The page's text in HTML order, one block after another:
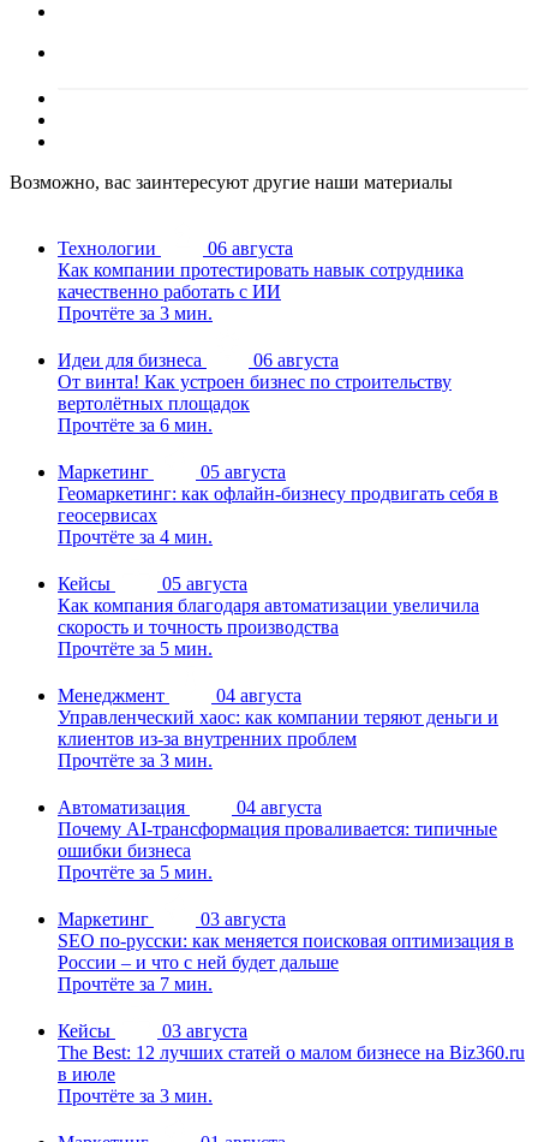
Возможно, вас заинтересуют другие наши материалы
Технологии
06 августа
Как компании протестировать навык сотрудника
качественно работать с ИИ
Прочтёте за 3 мин.
Идеи для бизнеса
06 августа
От винта! Как устроен бизнес по строительству
вертолётных площадок
Прочтёте за 6 мин.
Маркетинг
05 августа
Геомаркетинг: как офлайн-бизнесу продвигать себя в
геосервисах
Прочтёте за 4 мин.
Кейсы
05 августа
Как компания благодаря автоматизации увеличила
скорость и точность производства
Прочтёте за 5 мин.
Менеджмент
04 августа
Управленческий хаос: как компании теряют деньги и
клиентов из-за внутренних проблем
Прочтёте за 3 мин.
Автоматизация
04 августа
Почему AI-трансформация проваливается: типичные
ошибки бизнеса
Прочтёте за 5 мин.
Маркетинг
03 августа
SEO по-русски: как меняется поисковая оптимизация в
России – и что с ней будет дальше
Прочтёте за 7 мин.
Кейсы
03 августа
The Best: 12 лучших статей о малом бизнесе на Biz360.ru
в июле
Прочтёте за 3 мин.